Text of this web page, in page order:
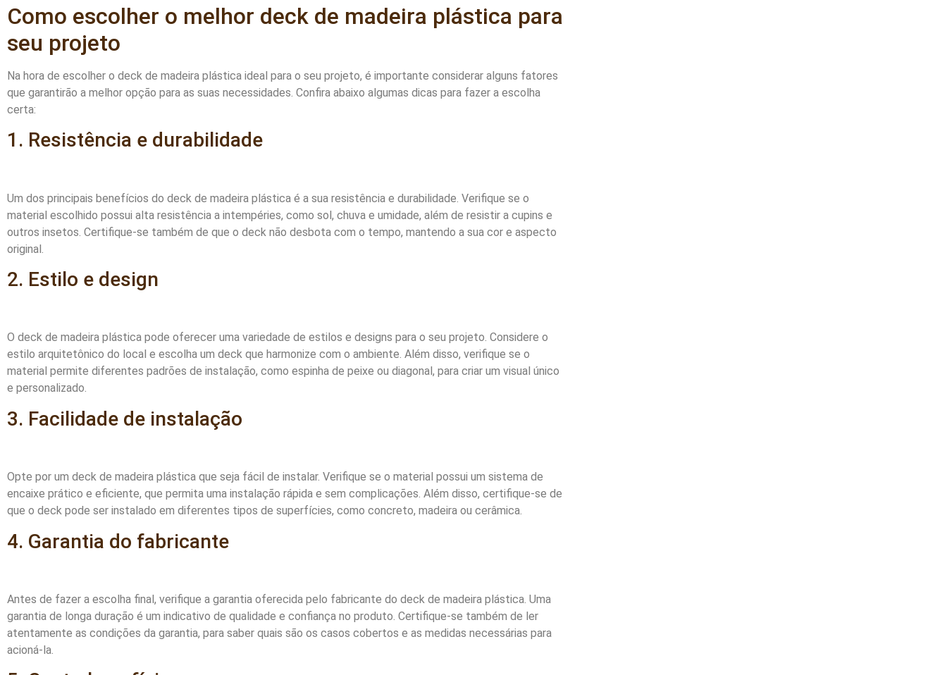
Como escolher o melhor deck de madeira plástica para
seu projeto
Na hora de escolher o deck de madeira plástica ideal para o seu projeto, é importante considerar alguns fatores
que garantirão a melhor opção para as suas necessidades. Confira abaixo algumas dicas para fazer a escolha
certa:
1. Resistência e durabilidade
Um dos principais benefícios do deck de madeira plástica é a sua resistência e durabilidade. Verifique se o
material escolhido possui alta resistência a intempéries, como sol, chuva e umidade, além de resistir a cupins e
outros insetos. Certifique-se também de que o deck não desbota com o tempo, mantendo a sua cor e aspecto
original.
2. Estilo e design
O deck de madeira plástica pode oferecer uma variedade de estilos e designs para o seu projeto. Considere o
estilo arquitetônico do local e escolha um deck que harmonize com o ambiente. Além disso, verifique se o
material permite diferentes padrões de instalação, como espinha de peixe ou diagonal, para criar um visual único
e personalizado.
3. Facilidade de instalação
Opte por um deck de madeira plástica que seja fácil de instalar. Verifique se o material possui um sistema de
encaixe prático e eficiente, que permita uma instalação rápida e sem complicações. Além disso, certifique-se de
que o deck pode ser instalado em diferentes tipos de superfícies, como concreto, madeira ou cerâmica.
4. Garantia do fabricante
Antes de fazer a escolha final, verifique a garantia oferecida pelo fabricante do deck de madeira plástica. Uma
garantia de longa duração é um indicativo de qualidade e confiança no produto. Certifique-se também de ler
atentamente as condições da garantia, para saber quais são os casos cobertos e as medidas necessárias para
acioná-la.